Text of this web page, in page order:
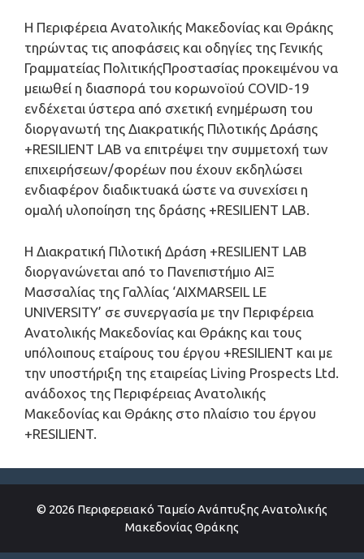
Η Περιφέρεια Ανατολικής Μακεδονίας και Θράκης
τηρώντας τις αποφάσεις και οδηγίες της Γενικής
Γραμματείας ΠολιτικήςΠροστασίας προκειμένου να
μειωθεί η διασπορά του κορωνοϊού COVID-19
ενδέχεται ύστερα από σχετική ενημέρωση του
διοργανωτή της Διακρατικής Πιλοτικής Δράσης
+RESILIENT LAB να επιτρέψει την συμμετοχή των
επιχειρήσεων/φορέων που έχουν εκδηλώσει
ενδιαφέρον διαδικτυακά ώστε να συνεχίσει η
ομαλή υλοποίηση της δράσης +RESILIENT LAB.
Η Διακρατική Πιλοτική Δράση +RESILIENT LAB
διοργανώνεται από το Πανεπιστήμιο ΑΙΞ
Μασσαλίας της Γαλλίας ‘AIXMARSEIL LE
UNIVERSITY’ σε συνεργασία με την Περιφέρεια
Ανατολικής Μακεδονίας και Θράκης και τους
υπόλοιπους εταίρους του έργου +RESILIENT και με
την υποστήριξη της εταιρείας Living Prospects Ltd.
ανάδοχος της Περιφέρειας Ανατολικής
Μακεδονίας και Θράκης στο πλαίσιο του έργου
+RESILIENT.
© 2026 Περιφερειακό Ταμείο Ανάπτυξης Ανατολικής
Μακεδονίας Θράκης